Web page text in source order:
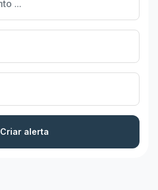
Criar alerta